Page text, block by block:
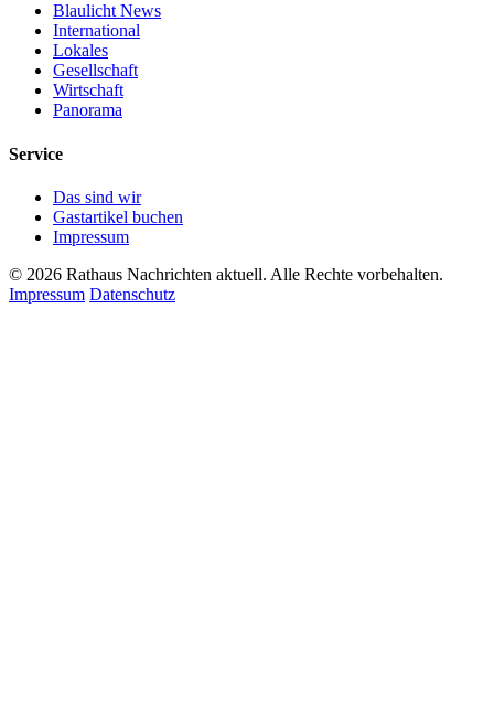
Blaulicht News
International
Lokales
Gesellschaft
Wirtschaft
Panorama
Service
Das sind wir
Gastartikel buchen
Impressum
© 2026 Rathaus Nachrichten aktuell. Alle Rechte vorbehalten.
Impressum Datenschutz